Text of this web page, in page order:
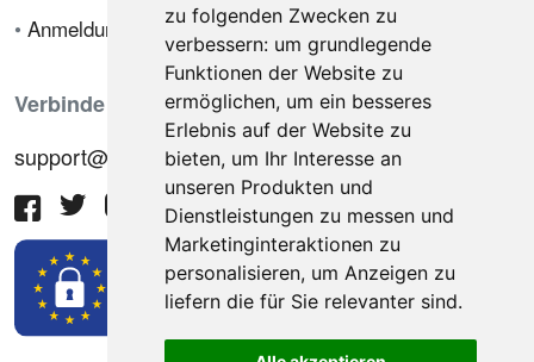
zu folgenden Zwecken zu
verbessern: um grundlegende
Funktionen der Website zu
ermöglichen, um ein besseres
Erlebnis auf der Website zu
bieten, um Ihr Interesse an
unseren Produkten und
Dienstleistungen zu messen und
Marketinginteraktionen zu
personalisieren, um Anzeigen zu
liefern die für Sie relevanter sind.
• Anmeldung
Verbinde dich mit uns
support@hiringnotes.com